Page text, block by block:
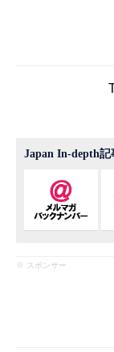
Japan In-depth
※ スポンサー